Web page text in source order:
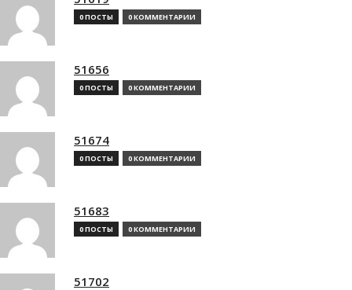
0 ПОСТЫ 0 КОММЕНТАРИИ
51656
0 ПОСТЫ 0 КОММЕНТАРИИ
51674
0 ПОСТЫ 0 КОММЕНТАРИИ
51683
0 ПОСТЫ 0 КОММЕНТАРИИ
51702